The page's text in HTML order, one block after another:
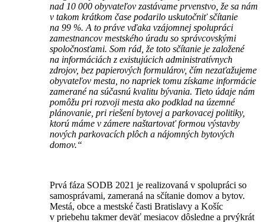
nad 10 000 obyvateľov zastávame prvenstvo, že sa nám
v takom krátkom čase podarilo uskutočniť sčítanie
na 99 %. A to práve vďaka vzájomnej spolupráci
zamestnancov mestského úradu so správcovskými
spoločnosťami. Som rád, že toto sčítanie je založené
na informáciách z existujúcich administratívnych
zdrojov, bez papierových formulárov, čím nezaťažujeme
obyvateľov mesta, no napriek tomu získame informácie
zamerané na súčasnú kvalitu bývania. Tieto údaje nám
pomôžu pri rozvoji mesta ako podklad na územné
plánovanie, pri riešení bytovej a parkovacej politiky,
ktorú máme v zámere naštartovať formou výstavby
nových parkovacích plôch a nájomných bytových
domov.“
Prvá fáza SODB 2021 je realizovaná v spolupráci so
samosprávami, zameraná na sčítanie domov a bytov.
Mestá, obce a mestské časti Bratislavy a Košíc
v priebehu takmer deväť mesiacov dôsledne a prvýkrát